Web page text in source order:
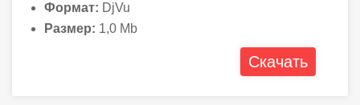
Формат: DjVu
Размер: 1,0 Mb
Скачать